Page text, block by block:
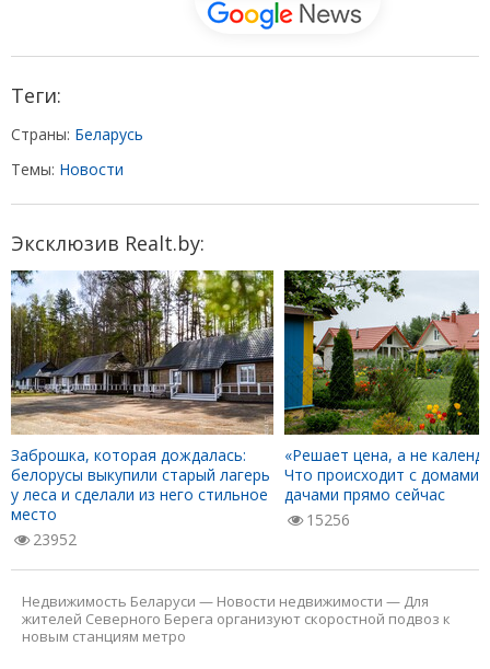
Теги:
Страны: Беларусь
Темы: Новости
Эксклюзив Realt.by:
Заброшка, которая дождалась:
белорусы выкупили старый лагерь
у леса и сделали из него стильное
место
23952
«Решает цена, а не
Что происходит с домами
дачами прямо сейчас
15256
Недвижимость Беларуси — Новости недвижимости — Для
жителей Северного Берега организуют скоростной подвоз к
новым станциям метро